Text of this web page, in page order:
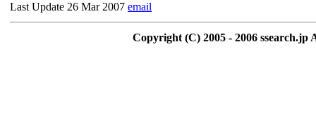
Last Update 26 Mar 2007 email
Copyright (C) 2005 - 2006 ssearch.jp